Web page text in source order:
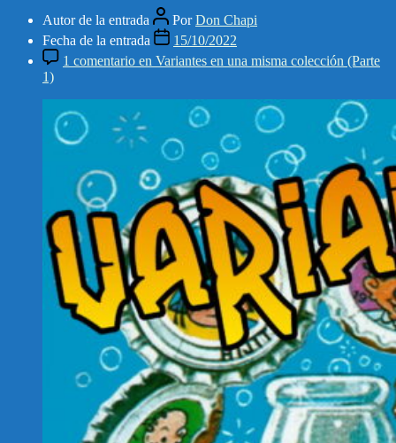
Autor de la entrada PorDon Chapi
Fecha de la entrada
15/10/2022
1 comentario en Variantes en una misma colección (Parte
1)